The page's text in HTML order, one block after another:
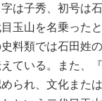
は子秀、初号は
玉山を名乗った
料類では石田姓
えている。また、
られ、文化また